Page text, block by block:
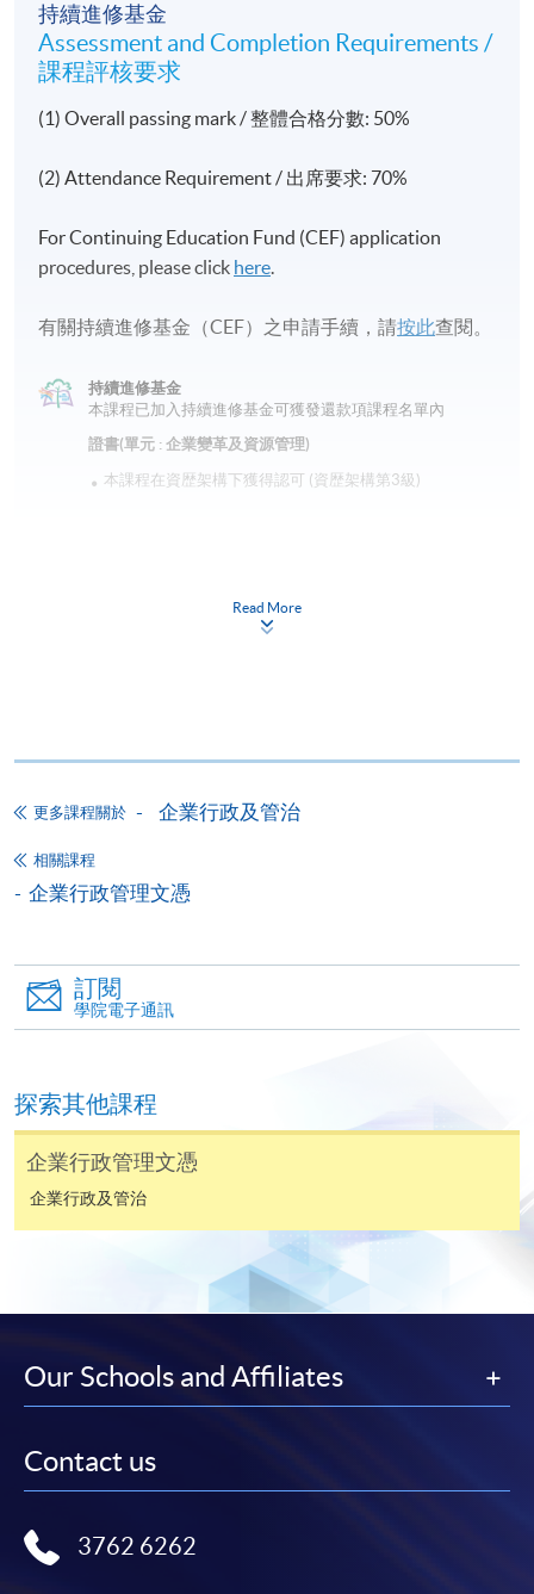
持續進修基金
Assessment and Completion Requirements /
課程評核要求
(1) Overall passing mark / 整體合格分數: 50%
(2) Attendance Requirement / 出席要求: 70%
For Continuing Education Fund (CEF) application
procedures, please click here.
有關持續進修基金（CEF）之申請手續，請按此查閱。
持續進修基金
本課程已加入持續進修基金可獲發還款項課程名單內
證書(單元 : 企業變革及資源管理)
本課程在資歴架構下獲得認可 (資歴架構第3級)
申請表 下載申請表
報名辦法
網上報名服務
務，申請人可通過網上申請個別學歷頒授課程和報讀
大部份公開招生的課程(以先到先得形式報名的課程)。
讀學歷頒授課程設有網上服務，在學學員亦可以「微
信支付」(Online WeChat Pay) 、「支付寶」(Online
Alipay) 或 「轉數快」(FPS) 繳付學費。
圖示進入網上服務網頁，然
某些課程須甄選入學，並要求申請人上載課程網頁
中指定所須文件(如學歷證明)。系統只支援doc,
Read More
更多課程關於 企業行政及管治
相關課程
企業行政管理文憑
訂閱
學院電子通訊
探索其他課程
企業行政管理文憑
企業行政及管治
Our Schools and Affiliates
Contact us
3762 6262